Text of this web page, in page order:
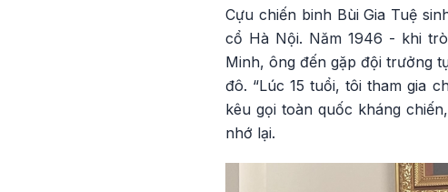
Cựu chiến binh Bùi Gia Tuệ
cổ Hà Nội. Năm 1946 - khi
Minh, ông đến gặp đội trưởng
đô. “Lúc 15 tuổi, tôi tham gia
kêu gọi toàn quốc kháng
nhớ lại.